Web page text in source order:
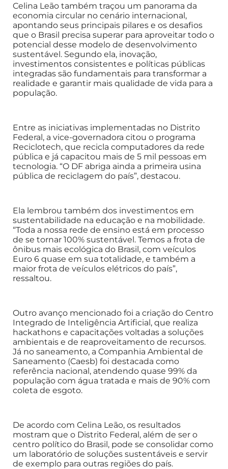
Celina Leão também traçou um panorama da
economia circular no cenário internacional,
apontando seus principais pilares e os desafios
que o Brasil precisa superar para aproveitar todo o
potencial desse modelo de desenvolvimento
sustentável. Segundo ela, inovação,
investimentos consistentes e políticas públicas
integradas são fundamentais para transformar a
realidade e garantir mais qualidade de vida para a
população.
Entre as iniciativas implementadas no Distrito
Federal, a vice-governadora citou o programa
Reciclotech, que recicla computadores da rede
pública e já capacitou mais de 5 mil pessoas em
tecnologia. “O DF abriga ainda a primeira usina
pública de reciclagem do país”, destacou.
Ela lembrou também dos investimentos em
sustentabilidade na educação e na mobilidade.
“Toda a nossa rede de ensino está em processo
de se tornar 100% sustentável. Temos a frota de
ônibus mais ecológica do Brasil, com veículos
Euro 6 quase em sua totalidade, e também a
maior frota de veículos elétricos do país”,
ressaltou.
Outro avanço mencionado foi a criação do Centro
Integrado de Inteligência Artificial, que realiza
hackathons e capacitações voltadas a soluções
ambientais e de reaproveitamento de recursos.
Já no saneamento, a Companhia Ambiental de
Saneamento (Caesb) foi destacada como
referência nacional, atendendo quase 99% da
população com água tratada e mais de 90% com
coleta de esgoto.
De acordo com Celina Leão, os resultados
mostram que o Distrito Federal, além de ser o
centro político do Brasil, pode se consolidar como
um laboratório de soluções sustentáveis e servir
de exemplo para outras regiões do país.